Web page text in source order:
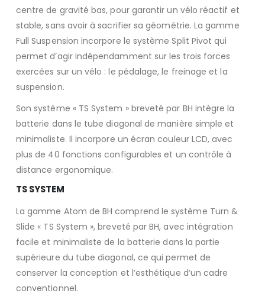
centre de gravité bas, pour garantir un vélo réactif et
stable, sans avoir à sacrifier sa géométrie. La gamme
Full Suspension incorpore le système Split Pivot qui
permet d’agir indépendamment sur les trois forces
exercées sur un vélo : le pédalage, le freinage et la
suspension.
Son système « TS System » breveté par BH intègre la
batterie dans le tube diagonal de manière simple et
minimaliste. Il incorpore un écran couleur LCD, avec
plus de 40 fonctions configurables et un contrôle à
distance ergonomique.
TS SYSTEM
La gamme Atom de BH comprend le système Turn &
Slide « TS System », breveté par BH, avec intégration
facile et minimaliste de la batterie dans la partie
supérieure du tube diagonal, ce qui permet de
conserver la conception et l’esthétique d’un cadre
conventionnel.